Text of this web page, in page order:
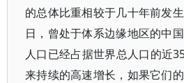
的总体比重相较于几十年前发
日，曾处于体系边缘地区的中
人口已经占据世界总人口的近
来持续的高速增长，如果它们